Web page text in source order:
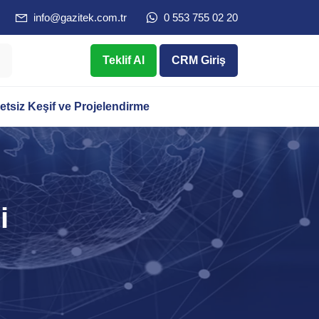
info@gazitek.com.tr 0 553 755 02 20
Teklif Al CRM Giriş
Keşif ve Projelendirme